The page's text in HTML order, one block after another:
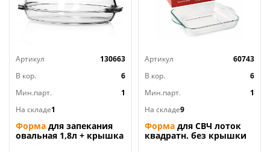
Артикул
130663
В кор.
6
Мин.парт.
1
На складе1
Форма для запекания
овальная 1,8л + крышка
Артикул
60743
В кор.
6
Мин.парт.
1
На складе9
Форма для СВЧ лоток
квадратн. без крышки